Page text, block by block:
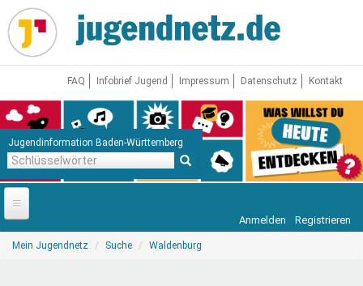
Direkt
zum
Inhalt
FAQ Infobrief Jugend Impressum Datenschutz Kontakt
Jugendinformation Baden-Württemberg
Startseite
Anmelden Registrieren
Sie
Mein Jugendnetz Suche Waldenburg